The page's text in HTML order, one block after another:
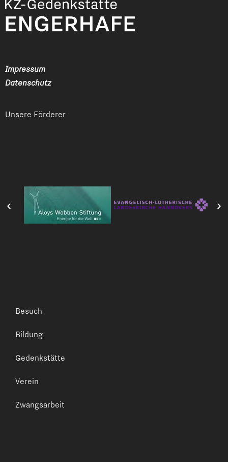
Impressum
Datenschutz
Unsere Förderer
Besuch
Bildung
Gedenkstätte
Verein
Zwangsarbeit